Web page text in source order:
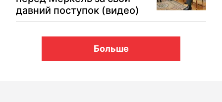
давний поступок (видео)
Больше